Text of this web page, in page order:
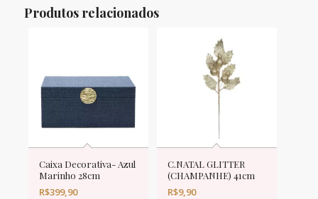
Produtos relacionados
Caixa Decorativa- Azul
Marinho 28cm
R$399,90
C.NATAL GLITTER
(CHAMPANHE) 41cm
R$9,90